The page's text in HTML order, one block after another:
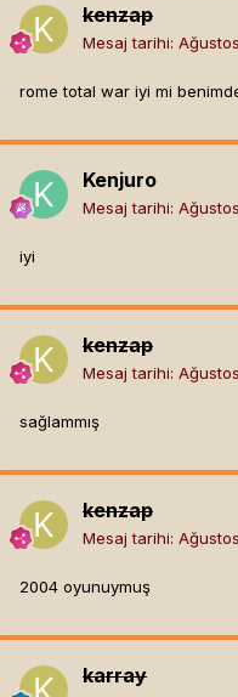
kenzap
Mesaj tarihi:
rome total war iyi mi
Kenjuro
Mesaj tarihi:
iyi
kenzap
Mesaj tarihi:
sağlammış
kenzap
Mesaj tarihi:
2004 oyunuymuş
karray